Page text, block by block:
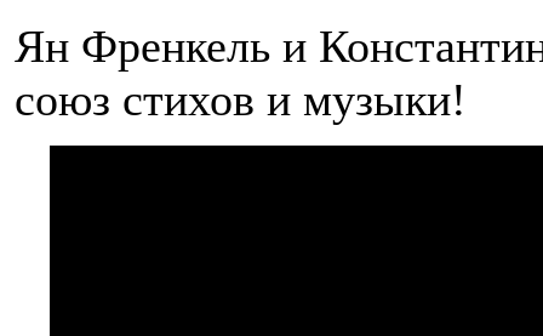
Ян Френкель и
союз стихов и музыки!